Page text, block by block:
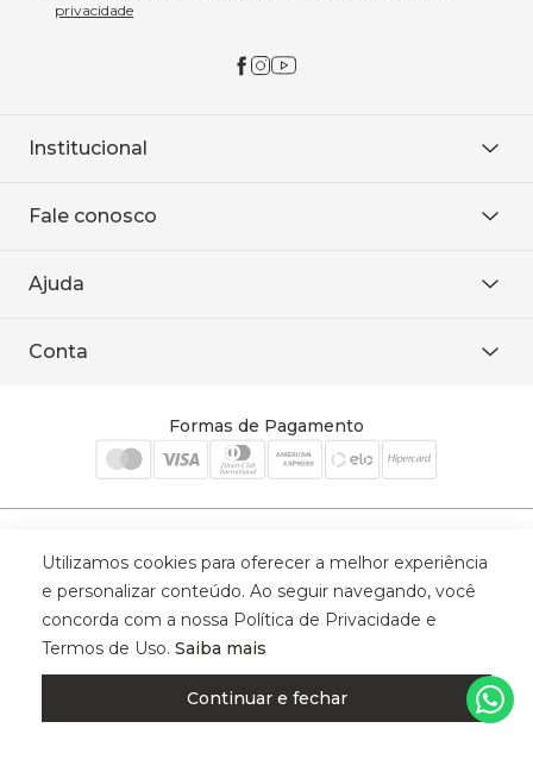
privacidade
Institucional
Onde encontrar
Baixe o APP
Fale conosco
WhatsApp
Ajuda
Política de entrega
Conta
Cadastre-se
Formas de Pagamento
| CNPJ: 59.907.634/0001-75 | Rua Santa Augusta, 409 - Vila
Utilizamos cookies para oferecer a melhor experiência
e personalizar conteúdo. Ao seguir navegando, você
concorda com a nossa Política de Privacidade e
Termos de Uso. Saiba mais
Continuar e fechar